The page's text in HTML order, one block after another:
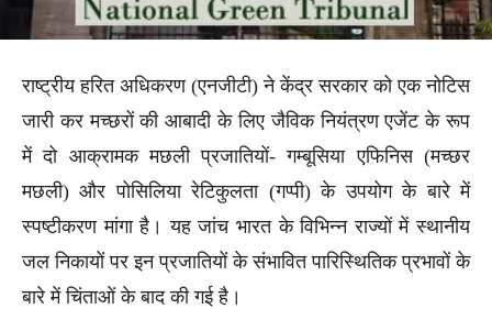
राष्ट्रीय हरित अधिकरण (एनजीटी) ने केंद्र सरकार को एक नोटिस
जारी कर मच्छरों की आबादी के लिए जैविक नियंत्रण एजेंट के रूप
में दो आक्रामक मछली प्रजातियों- गम्बूसिया एफिनिस (मच्छर
मछली) और पोसिलिया रेटिकुलता (गप्पी) के उपयोग के बारे में
स्पष्टीकरण मांगा है। यह जांच भारत के विभिन्न राज्यों में स्थानीय
जल निकायों पर इन प्रजातियों के संभावित पारिस्थितिक प्रभावों के
बारे में चिंताओं के बाद की गई है।